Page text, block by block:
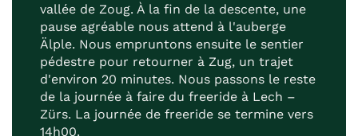
vallée de Zoug. À la fin de la descente, une
pause agréable nous attend à l'auberge
Älple. Nous empruntons ensuite le sentier
pédestre pour retourner à Zug, un trajet
d'environ 20 minutes. Nous passons le reste
de la journée à faire du freeride à Lech –
Zürs. La journée de freeride se termine vers
14h00.